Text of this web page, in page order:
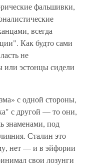
фальшивки,
всегда
Как будто сами
не
или эстонцы сидели
с одной стороны,
с другой — то они,
знаменами, под
Сталин это
нет — и в эйфории
свои лозунги